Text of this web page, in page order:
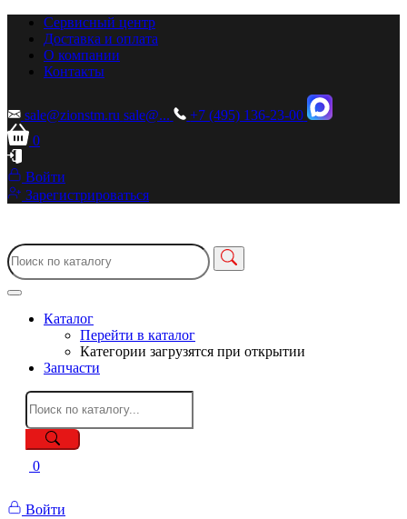
Сервисный центр
Доставка и оплата
О компании
Контакты
sale@zionstm.ru sale@...
+7 (495) 136-23-00
0
Войти
Зарегистрироваться
Каталог
Перейти в каталог
Категории загрузятся при открытии
Запчасти
0
Войти